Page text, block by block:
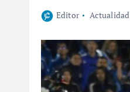
Editor Actualidad